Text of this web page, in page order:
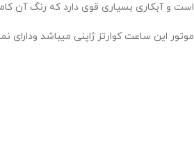
است و آبکاری بسیاری قوی دارد که رنگ آن
موتور این ساعت کوارتز ژاپنی میباشد ودارای